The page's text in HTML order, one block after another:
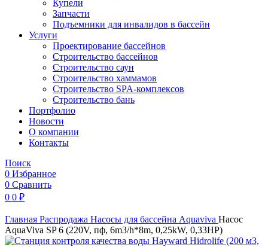
Купели
Запчасти
Подъемники для инвалидов в бассейн
Услуги
Проектирование бассейнов
Строительство бассейнов
Строительство саун
Строительство хаммамов
Строительство SPA-комплексов
Строительство бань
Портфолио
Новости
O компании
Контакты
Поиск
0 Избранное
0 Сравнить
0 0 ₽
Главная Распродажа Насосы для бассейна Aquaviva Насос
AquaViva SP 6 (220V, пф, 6m3/h*8m, 0,25kW, 0,33HP)